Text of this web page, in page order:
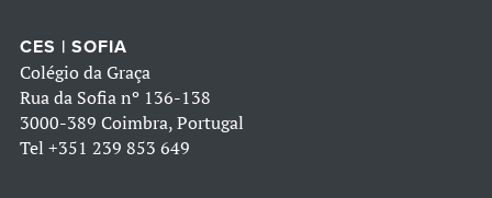
CES | SOFIA
Colégio da Graça
Rua da Sofia nº 136-138
3000-389 Coimbra, Portugal
Tel +351 239 853 649